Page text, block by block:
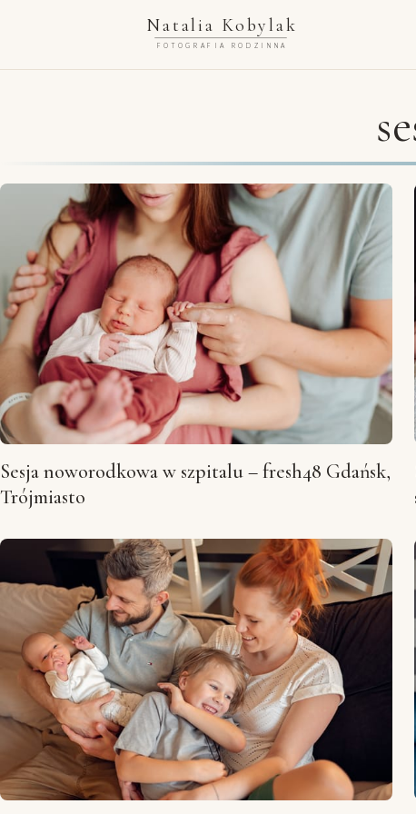
Natalia Kobylak
FOTOGRAFIA RODZINNA
Sesja noworodkowa w szpitalu – fresh48 Gdańsk,
Trójmiasto